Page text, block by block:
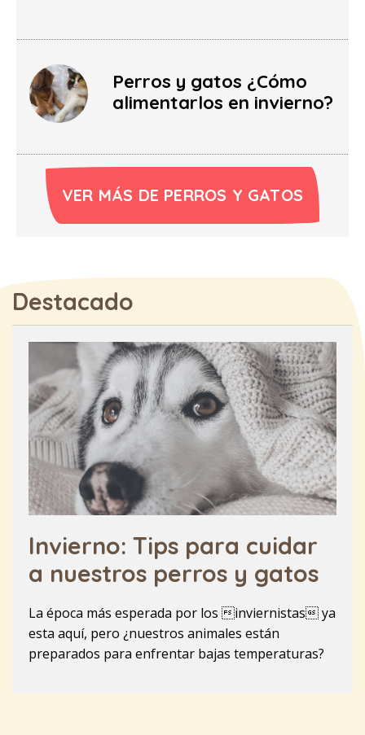
Perros y gatos ¿Cómo
alimentarlos en invierno?
VER MÁS DE PERROS Y GATOS
Destacado
Invierno: Tips para cuidar
a nuestros perros y gatos
La época más esperada por los inviernistas ya
esta aquí, pero ¿nuestros animales están
preparados para enfrentar bajas temperaturas?